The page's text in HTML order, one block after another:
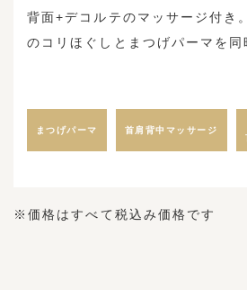
背面+デコルテのマッサージ付き
のコリほぐしとまつげパーマを同
まつげパーマ 首肩背中マッサージ
※価格はすべて税込み価格です